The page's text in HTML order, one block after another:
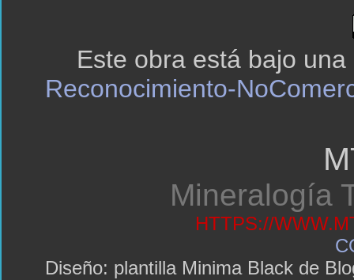
Este obra está bajo una
Reconocimiento-
Mineralogía
HTTPS://
Diseño: plantilla Minima Black de